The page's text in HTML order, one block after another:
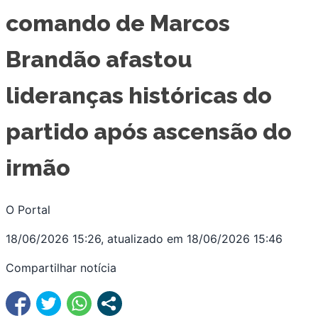
comando de Marcos
Brandão afastou
lideranças históricas do
partido após ascensão do
irmão
O Portal
18/06/2026 15:26, atualizado em 18/06/2026 15:46
Compartilhar notícia